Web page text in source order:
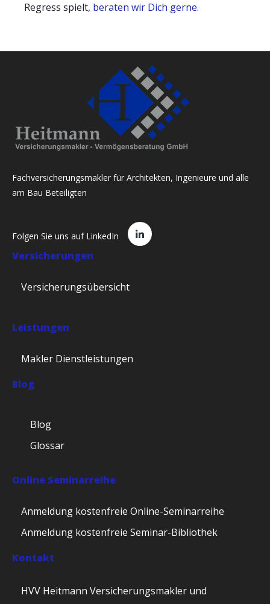
Regress spielt, beraten wir Dich gerne.
Fachversicherungsmakler für Architekten, Ingenieure und alle
am Bau Beteiligten
Folgen Sie uns auf LinkedIn
Versicherungen
Versicherungsübersicht
Leistungen
Makler Dienstleistungen
Blog
Blog
Glossar
Online Seminarreihe
Anmeldung kostenfreie Online-Seminarreihe
Anmeldung kostenfreie Seminar-Bibliothek
Kontakt
HVV Heitmann Versicherungsmakler und